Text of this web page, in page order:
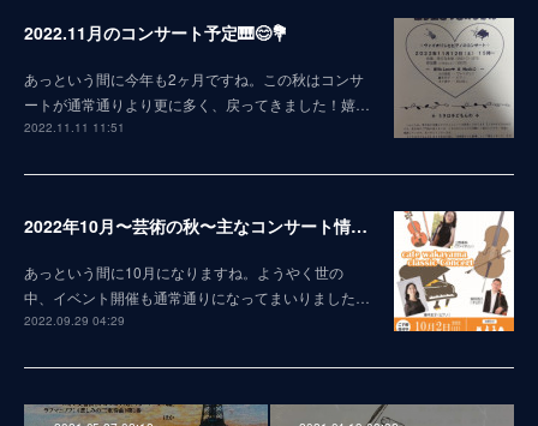
2022.11月のコンサート予定🎹😊💐
あっという間に今年も2ヶ月ですね。この秋はコンサ
ートが通常通りより更に多く、戻ってきました！嬉…
2022.11.11 11:51
2022年10月〜芸術の秋〜主なコンサート情報😊
あっという間に10月になりますね。ようやく世の
中、イベント開催も通常通りになってまいりました…
2022.09.29 04:29